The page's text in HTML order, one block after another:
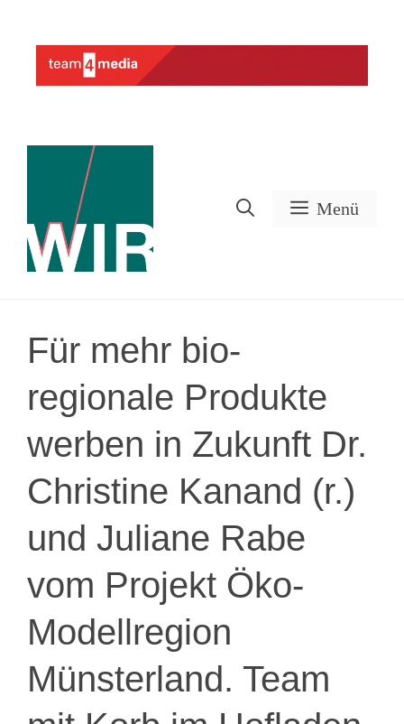
springen
Menü
Für mehr bio-
regionale Produkte
werben in Zukunft Dr.
Christine Kanand (r.)
und Juliane Rabe
vom Projekt Öko-
Modellregion
Münsterland. Team